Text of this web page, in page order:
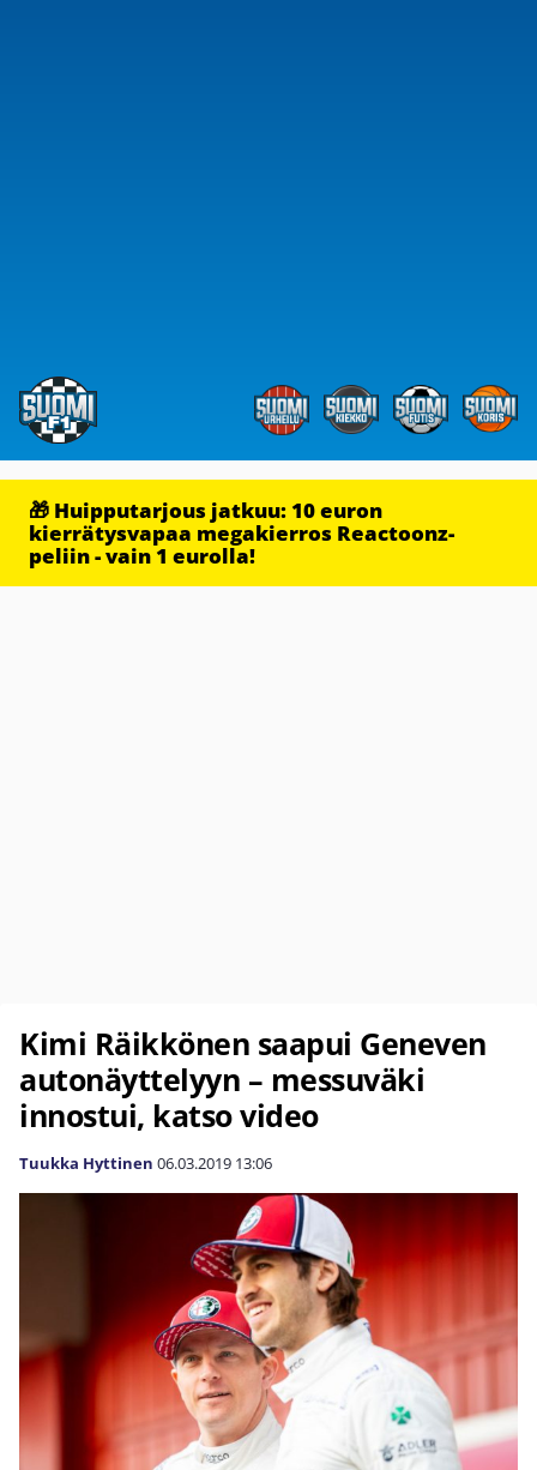
🎁 Huipputarjous jatkuu: 10 euron
kierrätysvapaa megakierros Reactoonz-
peliin - vain 1 eurolla!
Kimi Räikkönen saapui Geneven
autonäyttelyyn – messuväki
innostui, katso video
Tuukka Hyttinen 06.03.2019 13:06